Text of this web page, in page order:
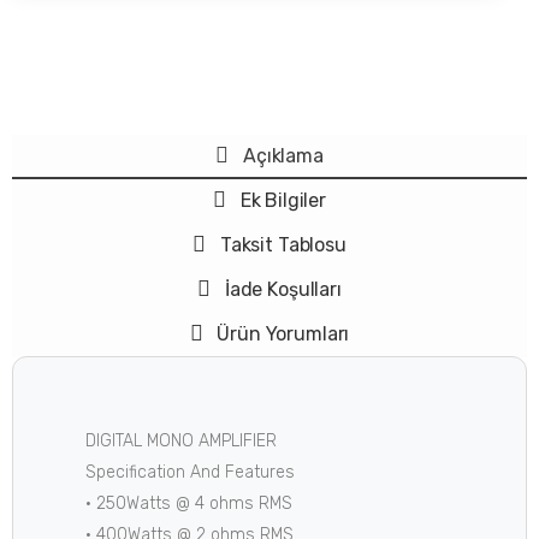
Açıklama
Ek Bilgiler
Taksit Tablosu
İade Koşulları
Ürün Yorumları
DIGITAL MONO AMPLIFIER
Specification And Features
• 250Watts @ 4 ohms RMS